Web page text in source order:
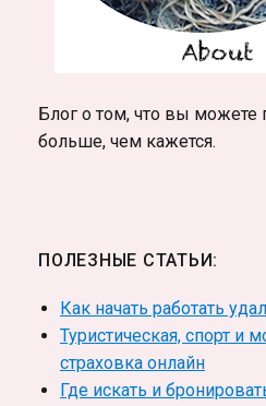
Блог о том, что вы можете
больше, чем кажется.
ПОЛЕЗНЫЕ СТАТЬИ:
Как начать работать
Туристическая, спорт и
страховка онлайн
Где искать и